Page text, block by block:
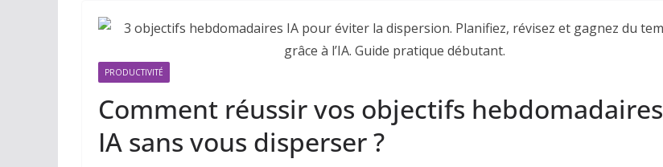
PRODUCTIVITÉ
Comment réussir vos objectifs hebdomadaires
IA sans vous disperser ?